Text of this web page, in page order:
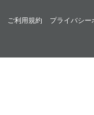
ご利用規約 プライバシー